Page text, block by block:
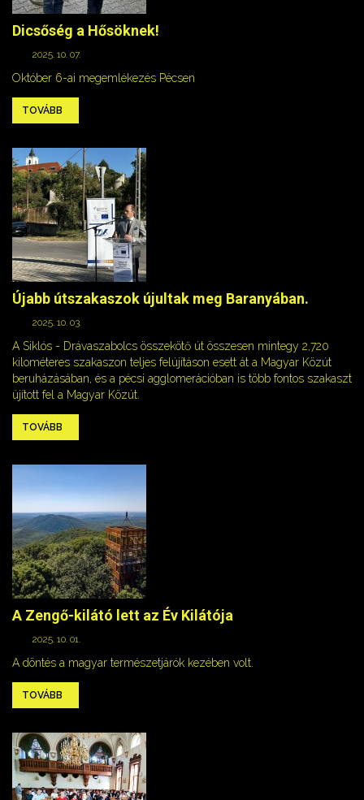
Dicsőség a Hősöknek!
2025. 10. 07.
Október 6-ai megemlékezés Pécsen
TOVÁBB
Újabb útszakaszok újultak meg Baranyában.
2025. 10. 03.
A Siklós - Drávaszabolcs összekötő út összesen mintegy 2,720
kilométeres szakaszon teljes felújításon esett át a Magyar Közút
beruházásában, és a pécsi agglomerációban is több fontos szakaszt
újított fel a Magyar Közút.
TOVÁBB
A Zengő-kilátó lett az Év Kilátója
2025. 10. 01.
A döntés a magyar természetjárók kezében volt.
TOVÁBB